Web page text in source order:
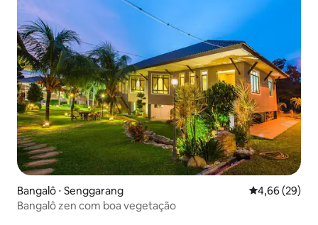
Bangalô ⋅ Senggarang 4,66 de uma
4,66 (29)
Bangalô zen com boa vegetação